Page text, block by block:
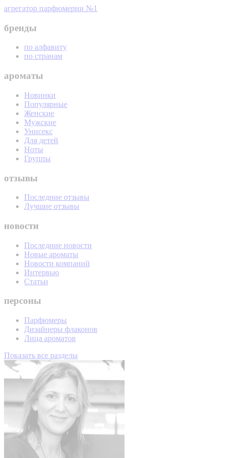
агрегатор парфюмерии №1
бренды
по алфавиту
по странам
ароматы
Новинки
Популярные
Женские
Мужские
Унисекс
Для детей
Ноты
Группы
отзывы
Последние отзывы
Лучшие отзывы
новости
Последние новости
Новые ароматы
Новости компаний
Интервью
Статьи
персоны
Парфюмеры
Дизайнеры флаконов
Лица ароматов
Показать все разделы